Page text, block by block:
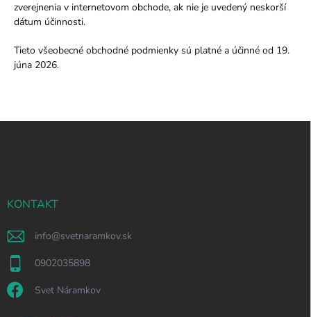
zverejnenia v internetovom obchode, ak nie je uvedený neskorší
dátum účinnosti.
Tieto všeobecné obchodné podmienky sú platné a účinné od 19.
júna 2026.
KONTAKT
info@svetnaramkov.sk
0902035898
Svet Náramkov